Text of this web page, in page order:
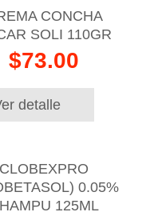
CONCHA
SOLI 110GR
$73.00
detalle
CLOBEXPRO
0.05%
125ML